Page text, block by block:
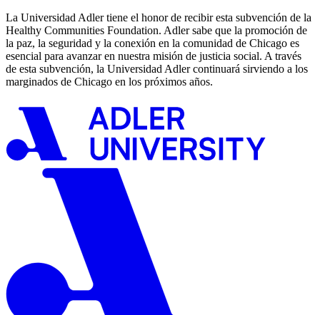
La Universidad Adler tiene el honor de recibir esta subvención de la
Healthy Communities Foundation. Adler sabe que la promoción de
la paz, la seguridad y la conexión en la comunidad de Chicago es
esencial para avanzar en nuestra misión de justicia social. A través
de esta subvención, la Universidad Adler continuará sirviendo a los
marginados de Chicago en los próximos años.